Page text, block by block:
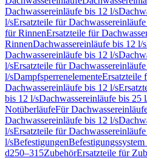
Dachwassereinläufe bis 12 l/s
l/sErsatzteile für
für RinnenErsatzteile für
RinnenDachwassereinläufe bis 12 l/s
Dachwassereinläufe bis 12 l/s
l/sErsatzteile für
l/sDampfsperrenelementeErsatzteile
Dachwassereinläufe bis 12 l/s
bis 12 l/sDachwassereinläufe bis 25
NotüberläufeFür
Dachwassereinläufe bis 12 l/s
l/sErsatzteile für
l/sBefestigungen
d250–315ZubehörErsatzteile für